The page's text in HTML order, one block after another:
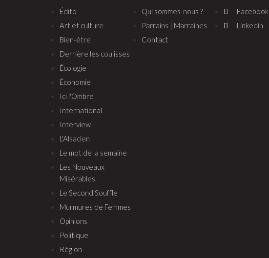
Édito
Art et culture
Bien-être
Derrière les coulisses
Écologie
Économie
Ici l'Ombre
International
Interview
L'Alsacien
Le mot de la semaine
Les Nouveaux
Misérables
Le Second Souffle
Murmures de Femmes
Opinions
Politique
Région
Qui sommes-nous ?
Parrains | Marraines
Contact
Facebook
Linkedin